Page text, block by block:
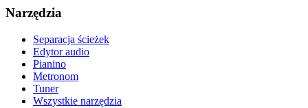
Narzędzia
Separacja ścieżek
Edytor audio
Pianino
Metronom
Tuner
Wszystkie narzędzia